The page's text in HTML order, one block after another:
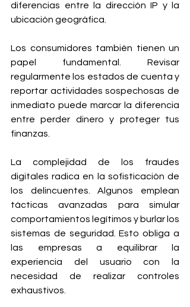
diferencias entre la dirección IP y la
ubicación geográfica.
Los consumidores también tienen un
papel fundamental. Revisar
regularmente los estados de cuenta y
reportar actividades sospechosas de
inmediato puede marcar la diferencia
entre perder dinero y proteger tus
finanzas.
La complejidad de los fraudes
digitales radica en la sofisticación de
los delincuentes. Algunos emplean
tácticas avanzadas para simular
comportamientos legítimos y burlar los
sistemas de seguridad. Esto obliga a
las empresas a equilibrar la
experiencia del usuario con la
necesidad de realizar controles
exhaustivos.